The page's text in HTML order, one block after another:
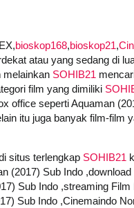
bioskop168,bioskop21,
atau yang sedang di
melainkan SOHIB21
film yang dimiliki
office seperti Aquaman
itu juga banyak film-film
situs terlengkap SOHIB21
(2017) Sub Indo
Sub Indo ,streaming
Sub Indo ,Cinemaindo